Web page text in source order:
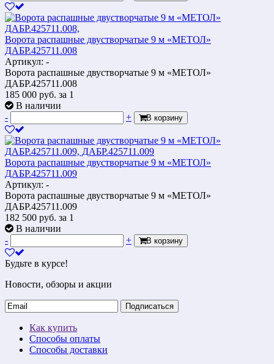
Ворота распашные двустворчатые 9 м «МЕТОЛ»
ДАБР.425711.008
Артикул: -
Ворота распашные двустворчатые 9 м «МЕТОЛ»
ДАБР.425711.008
185 000 руб. за 1
В наличии
-
+ В корзину
Ворота распашные двустворчатые 9 м «МЕТОЛ»
ДАБР.425711.009
Артикул: -
Ворота распашные двустворчатые 9 м «МЕТОЛ»
ДАБР.425711.009
182 500 руб. за 1
В наличии
-
+ В корзину
Будьте в курсе!
Новости, обзоры и акции
Подписаться
Как купить
Способы оплаты
Способы доставки